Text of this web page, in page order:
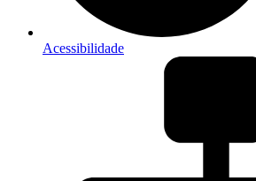
Acessibilidade